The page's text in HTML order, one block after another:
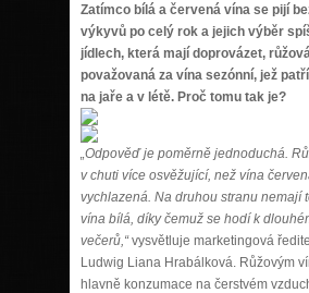
Zatímco bílá a červená vína se pijí
výkyvů po celý rok a jejich výběr
jídlech, která mají doprovázet,
považovaná za vína sezónní, jež
na jaře a v létě. Proč tomu tak je?
„Odpověď je poměrně jednoduchá.
v chuti více osvěžující, než vína
vychlazená. Na druhou stranu nemají
vína bílá, díky čemuž se hodí k
večerů,“vysvětluje marketingová
Ludwig Liana Hrabálková. Růžovým
hlavně konzumace na čerstvém